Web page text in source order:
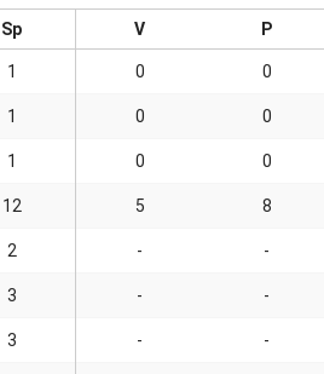
Sp V P
1 0 0
1 0 0
1 0 0
12 5 8
2 - -
3 - -
3 - -